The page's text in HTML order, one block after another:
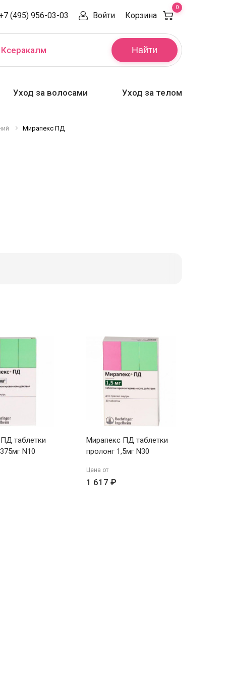
(495) 956-03-03 Войти Корзина
0
Найти
Ксеракалм
Уход за волосами Уход за телом
Мирапекс ПД
таблетки
N10
Мирапекс ПД таблетки
пролонг 1,5мг N30
Цена от
1 617 ₽